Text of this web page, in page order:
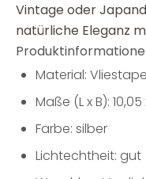
Vintage oder
natürliche Eleganz
Material:
Maße (L x B):
Farbe: silber
Lichtechtheit: gut